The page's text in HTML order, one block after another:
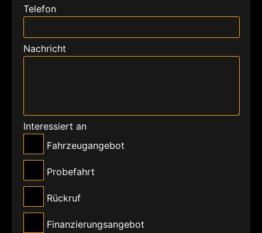
Telefon
Nachricht
Interessiert an
Fahrzeugangebot
Probefahrt
Rückruf
Finanzierungsangebot